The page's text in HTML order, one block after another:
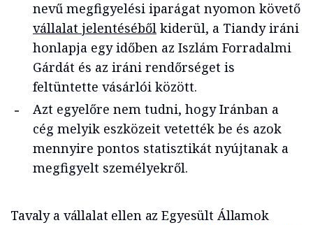
nevű megfigyelési iparágat nyomon követő
vállalat jelentéséből kiderül, a Tiandy iráni
honlapja egy időben az Iszlám Forradalmi
Gárdát és az iráni rendőrséget is
feltüntette vásárlói között.
Azt egyelőre nem tudni, hogy Iránban a
cég melyik eszközeit vetették be és azok
mennyire pontos statisztikát nyújtanak a
megfigyelt személyekről.
Tavaly a vállalat ellen az Egyesült Államok